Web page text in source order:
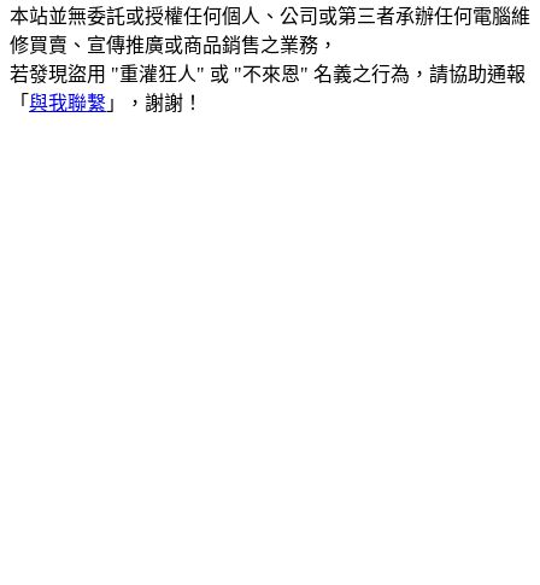
本站並無委託或授權任何個人、公司或第三者承辦任何電腦維
修買賣、宣傳推廣或商品銷售之業務，
若發現盜用 "重灌狂人" 或 "不來恩" 名義之行為，請協助通報
「 與我聯繫 」，謝謝！